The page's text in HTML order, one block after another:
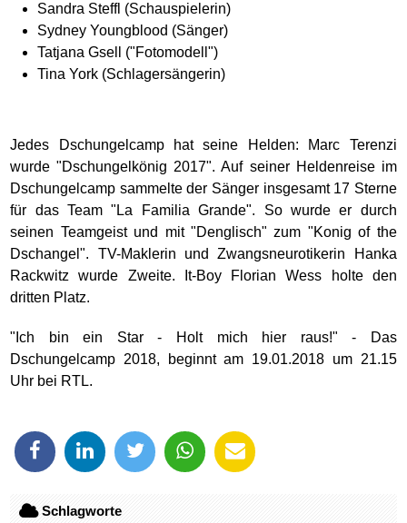
Sandra Steffl (Schauspielerin)
Sydney Youngblood (Sänger)
Tatjana Gsell ("Fotomodell")
Tina York (Schlagersängerin)
Jedes Dschungelcamp hat seine Helden: Marc Terenzi
wurde "Dschungelkönig 2017". Auf seiner Heldenreise im
Dschungelcamp sammelte der Sänger insgesamt 17 Sterne
für das Team "La Familia Grande". So wurde er durch
seinen Teamgeist und mit "Denglisch" zum "Konig of the
Dschangel". TV-Maklerin und Zwangsneurotikerin Hanka
Rackwitz wurde Zweite. It-Boy Florian Wess holte den
dritten Platz.
"Ich bin ein Star - Holt mich hier raus!" - Das
Dschungelcamp 2018, beginnt am 19.01.2018 um 21.15
Uhr bei RTL.
Schlagworte